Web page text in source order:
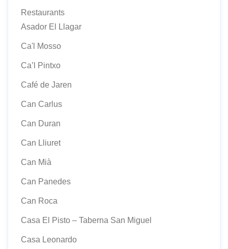
Restaurants
Asador El Llagar
Ca'l Mosso
Ca’l Pintxo
Café de Jaren
Can Carlus
Can Duran
Can Lliuret
Can Mià
Can Panedes
Can Roca
Casa El Pisto – Taberna San Miguel
Casa Leonardo